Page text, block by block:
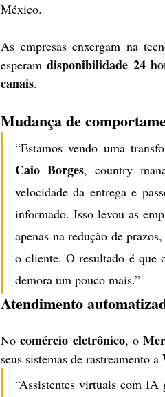
México.
As empresas enxergam na
esperam disponibilidade 24
canais.
Mudança de
Caio Borges, country
velocidade da entrega e
informado. Isso levou as
apenas na redução de
o cliente. O resultado é que
demora um pouco mais.”
Atendimento
No comércio eletrônico, o
seus sistemas de rastreamento a
“Assistentes virtuais com IA